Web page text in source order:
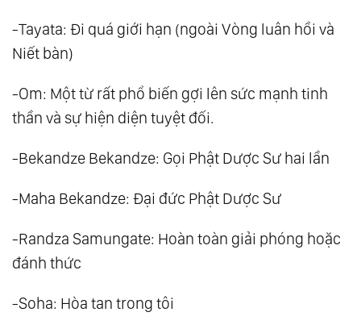
-Tayata: Đi quá giới hạn (ngoài Vòng luân hồi và
Niết bàn)
-Om: Một từ rất phổ biến gợi lên sức mạnh tinh
thần và sự hiện diện tuyệt đối.
-Bekandze Bekandze: Gọi Phật Dược Sư hai lần
-Maha Bekandze: Đại đức Phật Dược Sư
-Randza Samungate: Hoàn toàn giải phóng hoặc
đánh thức
-Soha: Hòa tan trong tôi